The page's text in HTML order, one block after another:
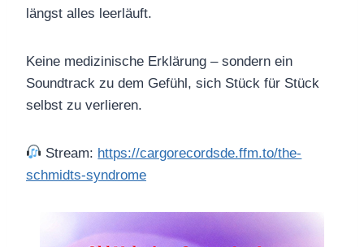
längst alles leerläuft.
Keine medizinische Erklärung – sondern ein
Soundtrack zu dem Gefühl, sich Stück für Stück
selbst zu verlieren.
Stream: https://cargorecordsde.ffm.to/the-
schmidts-syndrome